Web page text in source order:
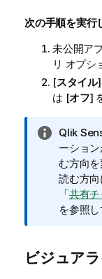
次の手順を実行
未公開ア
リ オプシ
[スタイル
は [オフ]
情
報
メ
モ
Qlik
ーショ
む方向
読む方向
「共有
を参照し
ビジュア